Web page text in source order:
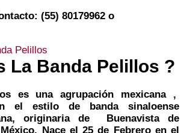
(55) 80179962 o
Pelillos
La Banda Pelillos ?
es una agrupación mexicana ,
el estilo de banda sinaloense
originaria de Buenavista de
Nace el 25 de Febrero en el